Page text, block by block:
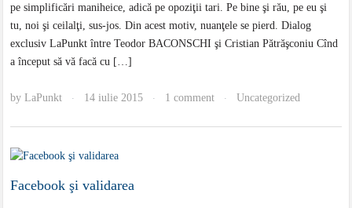
pe simplificări maniheice, adică pe opoziţii tari. Pe bine şi rău, pe eu şi
tu, noi şi ceilalţi, sus-jos. Din acest motiv, nuanţele se pierd. Dialog
exclusiv LaPunkt între Teodor BACONSCHI şi Cristian Pătrăşconiu Cînd
a început să vă facă cu […]
byLaPunkt · 14 iulie 2015 · 1 comment · Uncategorized
Facebook şi validarea